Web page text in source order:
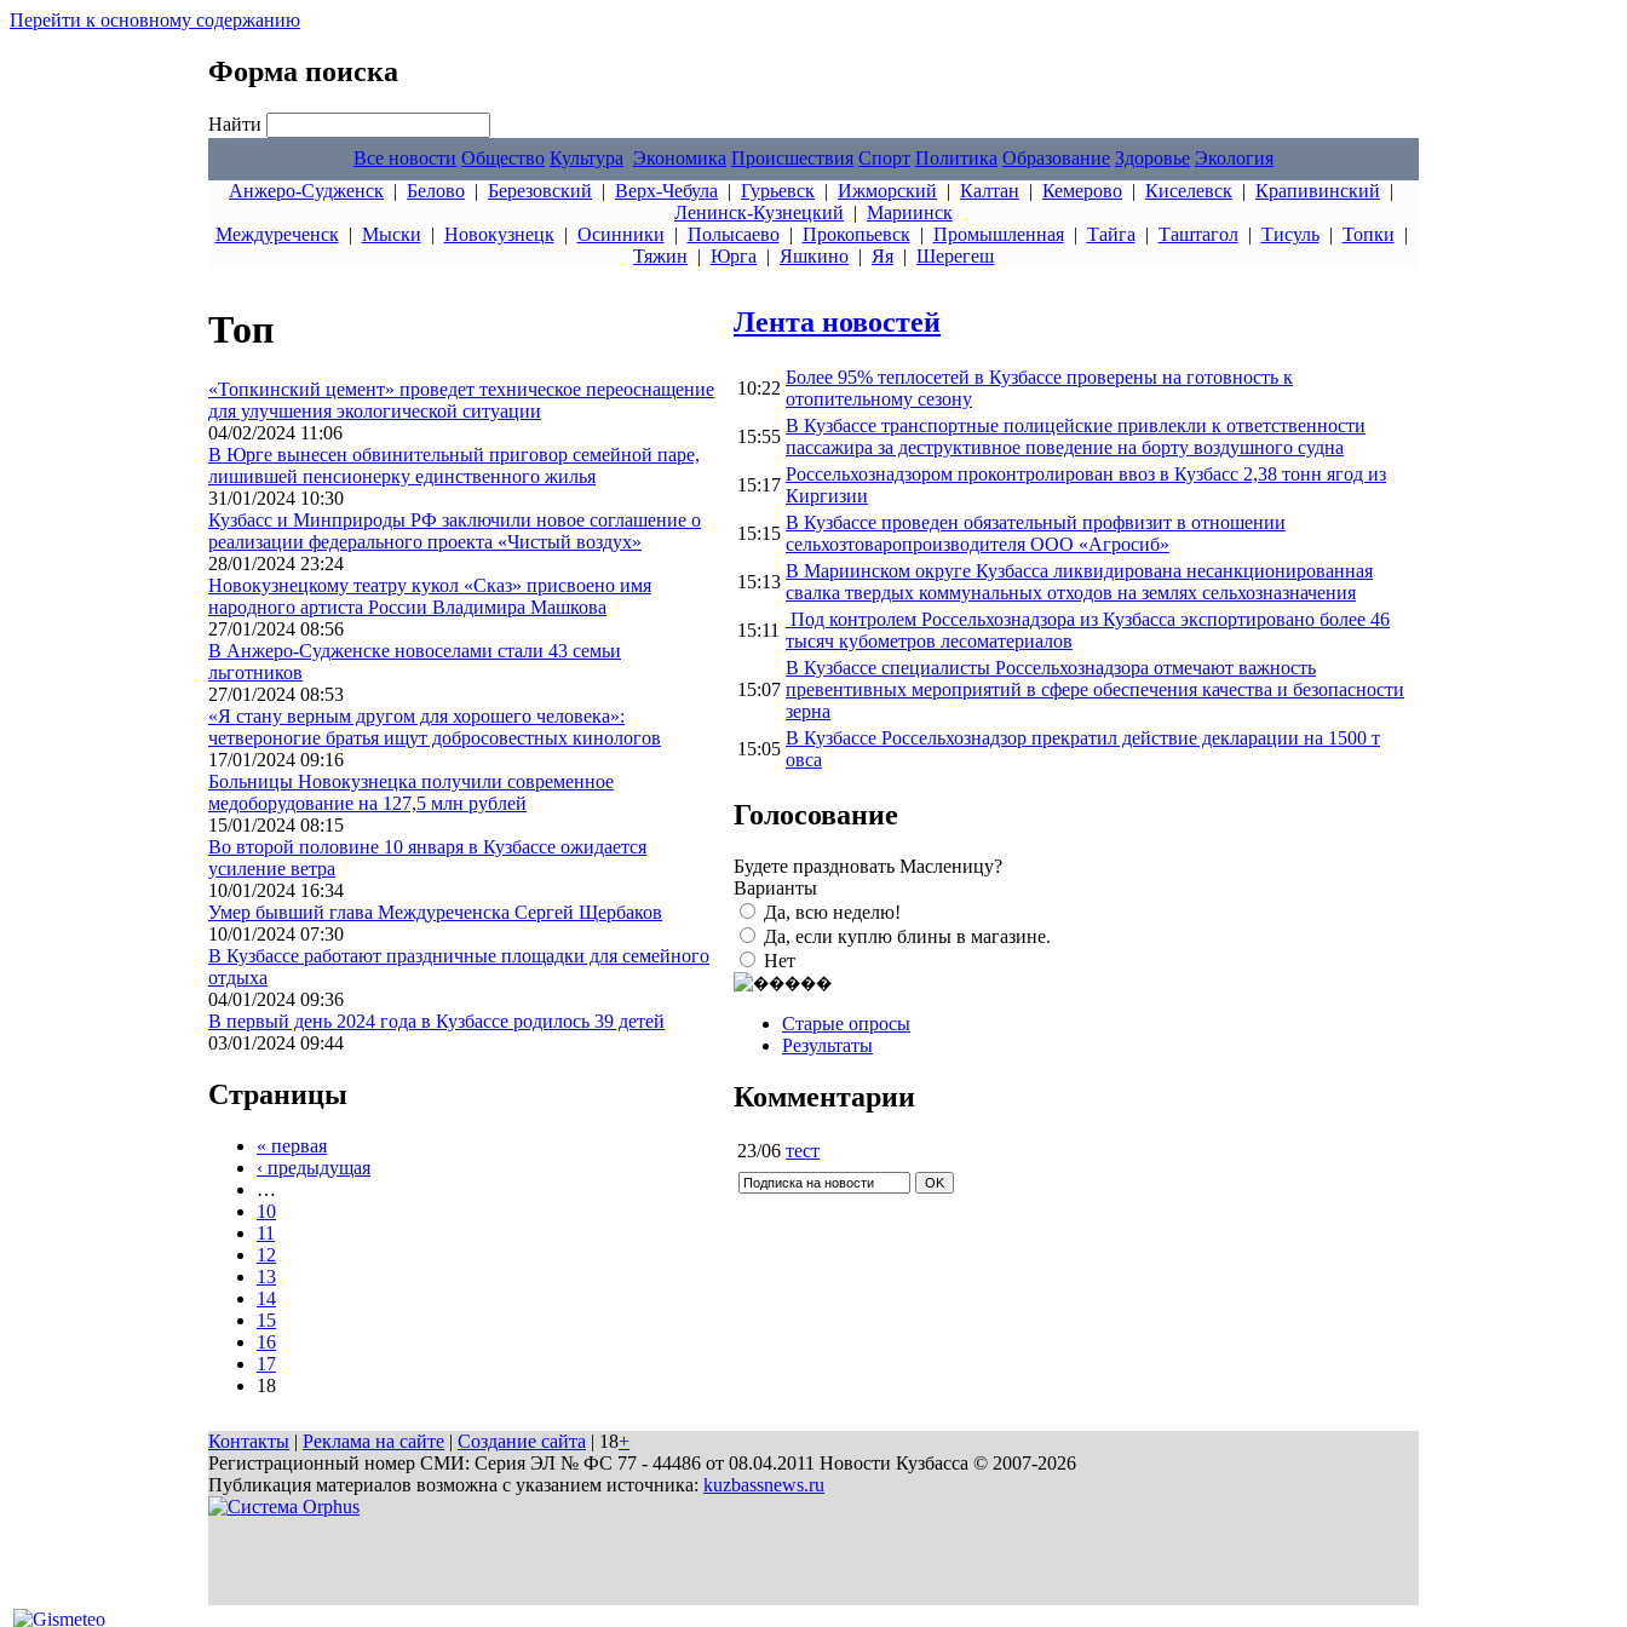
Перейти к основному содержанию
Форма поиска
Найти
Все новости Общество Культура Экономика Происшествия Спорт Политика Образование Здоровье Экология
Анжеро-Судженск | Белово | Березовский | Верх-Чебула | Гурьевск | Ижморский | Калтан | Кемерово | Киселевск | Крапивинский |
Ленинск-Кузнецкий | Мариинск
Междуреченск| Мыски | Новокузнецк| Осинники | Полысаево| Прокопьевск| Промышленная| Тайга | Таштагол| Тисуль| Топки |
Тяжин | Юрга | Яшкино | Яя | Шерегеш
Топ
«Топкинский цемент» проведет техническое переоснащение
для улучшения экологической ситуации
04/02/2024 11:06
В Юрге вынесен обвинительный приговор семейной паре,
лишившей пенсионерку единственного жилья
31/01/2024 10:30
Кузбасс и Минприроды РФ заключили новое соглашение о
реализации федерального проекта «Чистый воздух»
28/01/2024 23:24
Новокузнецкому театру кукол «Сказ» присвоено имя
народного артиста России Владимира Машкова
27/01/2024 08:56
В Анжеро-Судженске новоселами стали 43 семьи
льготников
27/01/2024 08:53
«Я стану верным другом для хорошего человека»:
четвероногие братья ищут добросовестных кинологов
17/01/2024 09:16
Больницы Новокузнецка получили современное
медоборудование на 127,5 млн рублей
15/01/2024 08:15
Во второй половине 10 января в Кузбассе ожидается
усиление ветра
10/01/2024 16:34
Умер бывший глава Междуреченска Сергей Щербаков
10/01/2024 07:30
В Кузбассе работают праздничные площадки для семейного
отдыха
04/01/2024 09:36
В первый день 2024 года в Кузбассе родилось 39 детей
03/01/2024 09:44
Страницы
« первая
‹ предыдущая
…
10
11
12
13
14
15
16
17
18
Лента новостей
10:22
Более 95% теплосетей в Кузбассе проверены на готовность к
отопительному сезону
15:55
В Кузбассе транспортные полицейские привлекли к ответственности
пассажира за деструктивное поведение на борту воздушного судна
15:17
Россельхознадзором проконтролирован ввоз в Кузбасс 2,38 тонн ягод из
Киргизии
15:15
В Кузбассе проведен обязательный профвизит в отношении
сельхозтоваропроизводителя ООО «Агросиб»
15:13
В Мариинском округе Кузбасса ликвидирована несанкционированная
свалка твердых коммунальных отходов на землях сельхозназначения
15:11
Под контролем Россельхознадзора из Кузбасса экспортировано более 46
тысяч кубометров лесоматериалов
15:07
В Кузбассе специалисты Россельхознадзора отмечают важность
превентивных мероприятий в сфере обеспечения качества и безопасности
зерна
15:05
В Кузбассе Россельхознадзор прекратил действие декларации на 1500 т
овса
Голосование
Будете праздновать Масленицу?
Варианты
Да, всю неделю!
Да, если куплю блины в магазине.
Нет
Старые опросы
Результаты
Комментарии
23/06 тест
Контакты | Реклама на сайте | Создание сайта | 18+
Регистрационный номер СМИ: Серия ЭЛ № ФС 77 - 44486 от 08.04.2011 Новости Кузбасса © 2007-2026
Публикация материалов возможна с указанием источника: kuzbassnews.ru